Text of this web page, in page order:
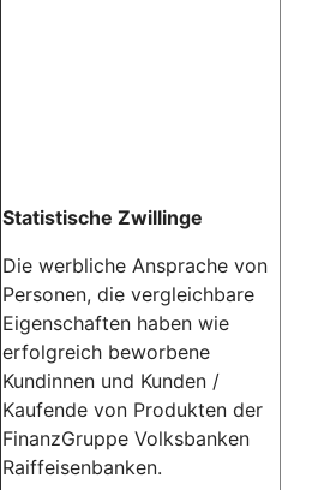
Statistische Zwillinge
Die werbliche Ansprache von
Personen, die vergleichbare
Eigenschaften haben wie
erfolgreich beworbene
Kundinnen und Kunden /
Kaufende von Produkten der
FinanzGruppe Volksbanken
Raiffeisenbanken.